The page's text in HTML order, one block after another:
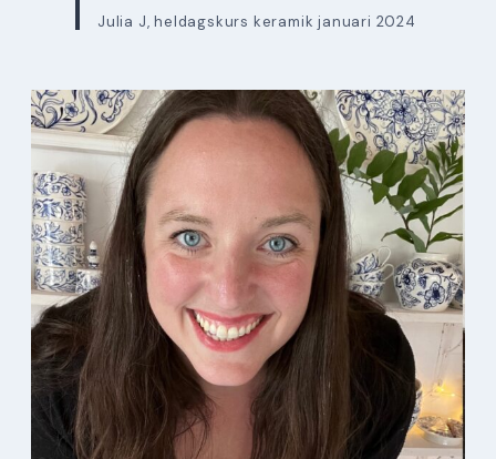
Julia J, heldagskurs keramik januari 2024